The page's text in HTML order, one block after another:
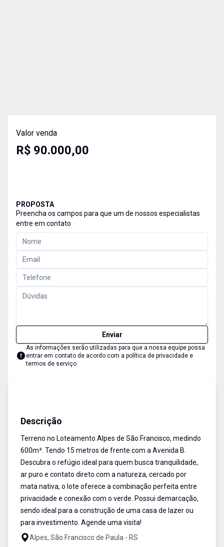
Valor venda
R$ 90.000,00
PROPOSTA
Preencha os campos para que um de nossos especialistas
entre em contato
Enviar
As informações serão utilizadas para que a nossa equipe possa
entrar em contato de acordo com a política de privacidade e
termos de serviço
Descrição
Terreno no Loteamento Alpes de São Francisco, medindo
600m². Tendo 15 metros de frente com a Avenida B.
Descubra o refúgio ideal para quem busca tranquilidade,
ar puro e contato direto com a natureza, cercado por
mata nativa, o lote oferece a combinação perfeita entre
privacidade e conexão com o verde. Possui demarcação,
sendo ideal para a construção de uma casa de lazer ou
para investimento. Agende uma visita!
Alpes, São Francisco de Paula - RS